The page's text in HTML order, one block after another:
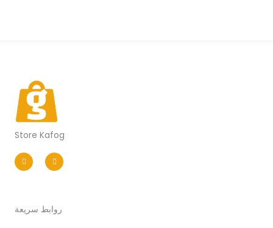
Store Kafog
n
s
t
m
a
c
e
-
f
روابط سريعة